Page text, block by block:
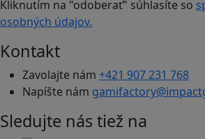
Kliknutím na "odoberať" súhlasíte so
osobných údajov.
Kontakt
Zavolajte nám +421 907 231 768
Napíšte nám
Sledujte nás tiež na